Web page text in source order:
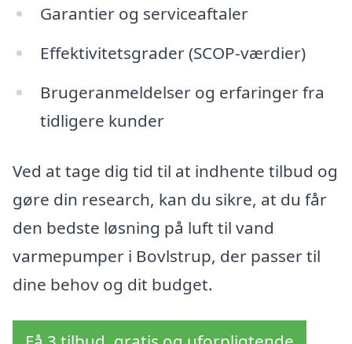
Garantier og serviceaftaler
Effektivitetsgrader (SCOP-værdier)
Brugeranmeldelser og erfaringer fra
tidligere kunder
Ved at tage dig tid til at indhente tilbud og
gøre din research, kan du sikre, at du får
den bedste løsning på luft til vand
varmepumper i Bovlstrup, der passer til
dine behov og dit budget.